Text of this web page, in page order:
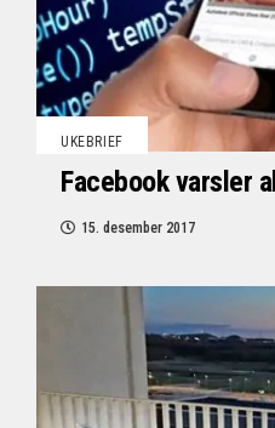
UKEBRIEF
Facebook varsler
15. desember 2017